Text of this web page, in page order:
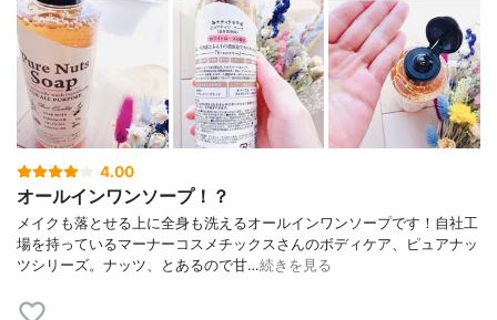
4.00
オールインワンソープ！？
メイクも落とせる上に全身も洗えるオールインワンソープです！自社工
場を持っているマーナーコスメチックスさんのボディケア、ピュアナッ
ツシリーズ。ナッツ、とあるので甘…続きを見る